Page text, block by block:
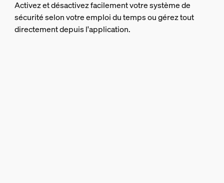
Activez et désactivez facilement votre système de
sécurité selon votre emploi du temps ou gérez tout
directement depuis l'application.